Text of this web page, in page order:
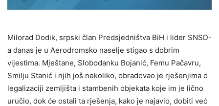
Milorad Dodik, srpski član Predsjedništva BiH i lider SNSD-
a danas je u Aerodromsko naselje stigao s dobrim
vijestima. Mještane, Slobodanku Bojanić, Femu Pačavru,
Smilju Stanić i njih još nekoliko, obradovao je rješenjima o
legalizaciji zemljišta i stambenih objekata koje im je lično
uručio, dok će ostali ta rješenja, kako je najavio, dobiti već